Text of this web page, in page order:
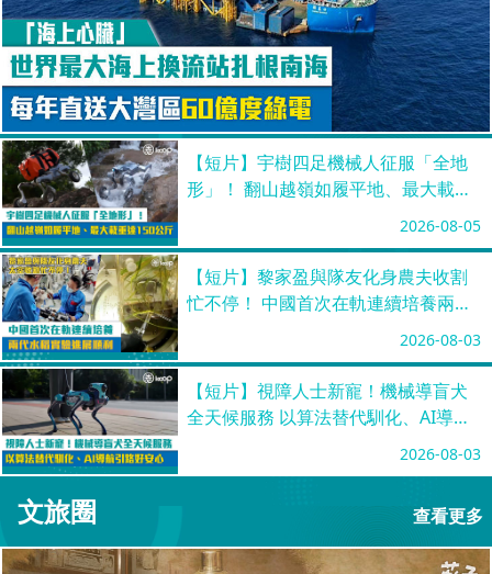
【短片】宇樹四足機械人征服「全地
形」！ 翻山越嶺如履平地、最大載重
2026-08-05
【短片】黎家盈與隊友化身農夫收割
忙不停！ 中國首次在軌連續培養兩代
2026-08-03
【短片】視障人士新寵！機械導盲犬
全天候服務 以算法替代馴化、AI導航
2026-08-03
文旅圈 查看更多